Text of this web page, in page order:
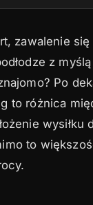
na
kontroli tempa
zawalenie się
z
Po
to różnica
wysiłku
to